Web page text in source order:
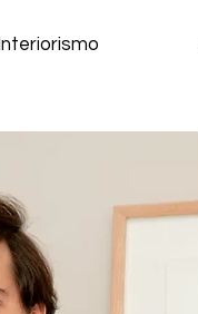
Interiorismo